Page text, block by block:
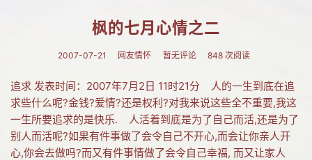
链接
归档
留言
枫的七月心情之二
2007-07-21 网友情怀 暂无评论 848 次阅读
追求 发表时间：2007年7月2日 11时21分 人的一生到底在追
求些什么呢?金钱?爱情?还是权利?对我来说这些全不重要,我这
一生所要追求的是快乐. 人活着到底是为了自己而活,还是为了
别人而活呢?如果有件事做了会令自己不开心,而会让你亲人开
心,你会去做吗?而又有件事情做了会令自己幸福, 而又让家人